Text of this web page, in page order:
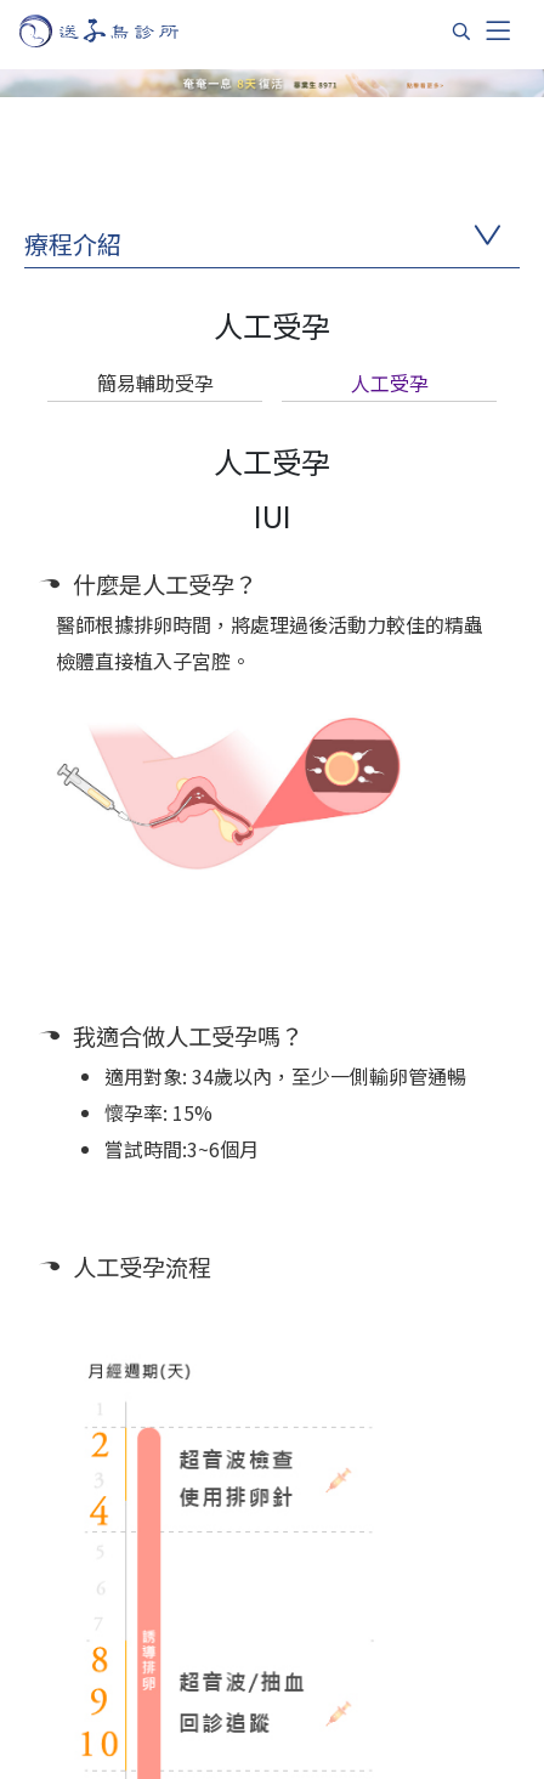
療程介紹
人工受孕
簡易輔助受孕 人工受孕
人工受孕
IUI
什麼是人工受孕？
醫師根據排卵時間，將處理過後活動力較佳的精蟲
檢體直接植入子宮腔。
我適合做人工受孕嗎？
適用對象: 34歲以內，至少一側輸卵管通暢
懷孕率: 15%
嘗試時間:3~6個月
人工受孕流程